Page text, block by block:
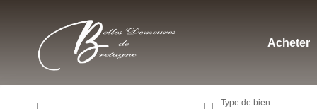
Acheter
Type de bien